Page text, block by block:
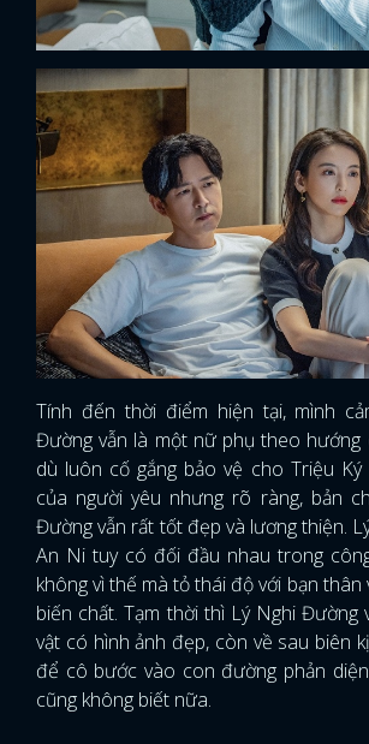
Tính đến thời điểm hiện tại, mình
Đường vẫn là một nữ phụ theo hướng
dù luôn cố gắng bảo vệ cho Triệu Ký
của người yêu nhưng rõ ràng, bản
Đường vẫn rất tốt đẹp và lương thiện.
An Ni tuy có đối đầu nhau trong
không vì thế mà tỏ thái độ với bạn thân
biến chất. Tạm thời thì Lý Nghi Đường
vật có hình ảnh đẹp, còn về sau biên
để cô bước vào con đường phản
cũng không biết nữa.